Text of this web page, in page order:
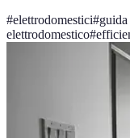
#elettrodomestici#
elettrodomestico#